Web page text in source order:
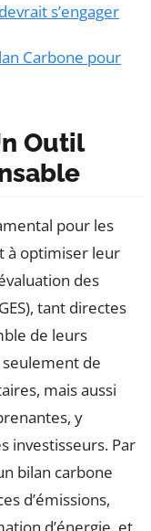
s’engager
Carbone pour
Outil
pour les
à optimiser leur
des
tant directes
de leurs
de
mais aussi
y
investisseurs. Par
bilan carbone
d’émissions,